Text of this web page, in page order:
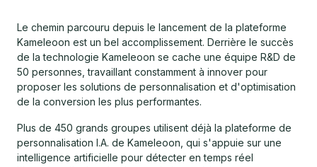
Le chemin parcouru depuis le lancement de la plateforme
Kameleoon est un bel accomplissement. Derrière le succès
de la technologie Kameleoon se cache une équipe R&D de
50 personnes, travaillant constamment à innover pour
proposer les solutions de personnalisation et d'optimisation
de la conversion les plus performantes.
Plus de 450 grands groupes utilisent déjà la plateforme de
personnalisation I.A. de Kameleoon, qui s'appuie sur une
intelligence artificielle pour détecter en temps réel